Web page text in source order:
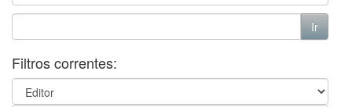
Filtros correntes: